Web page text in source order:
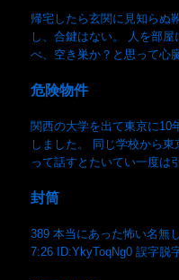
帰宅したら玄関に見知らぬ
し、合鍵はない。 人を部
べ、空き巣か？と思って心
危険物件
関西の大学を出て東京に10
しました。 同じ学校から
って話すとたいてい一度は
封筒
389 本当にあった怖い名無
7:26 ID:YkyToqNg0 誤字脱